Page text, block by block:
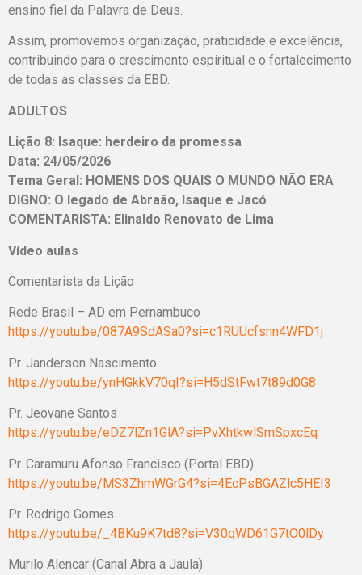
ensino fiel da Palavra de Deus.
Assim, promovemos organização, praticidade e excelência,
contribuindo para o crescimento espiritual e o fortalecimento
de todas as classes da EBD.
ADULTOS
Lição 8: Isaque: herdeiro da promessa
Data: 24/05/2026
Tema Geral: HOMENS DOS QUAIS O MUNDO NÃO ERA
DIGNO: O legado de Abraão, Isaque e Jacó
COMENTARISTA: Elinaldo Renovato de Lima
Vídeo aulas
Comentarista da Lição
Rede Brasil – AD em Pernambuco
https://youtu.be/087A9SdASa0?si=c1RUUcfsnn4WFD1j
Pr. Janderson Nascimento
https://youtu.be/ynHGkkV70qI?si=H5dStFwt7t89d0G8
Pr. Jeovane Santos
https://youtu.be/eDZ7lZn1GlA?si=PvXhtkwlSmSpxcEq
Pr. Caramuru Afonso Francisco (Portal EBD)
https://youtu.be/MS3ZhmWGrG4?si=4EcPsBGAZlc5HEI3
Pr. Rodrigo Gomes
https://youtu.be/_4BKu9K7td8?si=V30qWD61G7tO0lDy
Murilo Alencar (Canal Abra a Jaula)